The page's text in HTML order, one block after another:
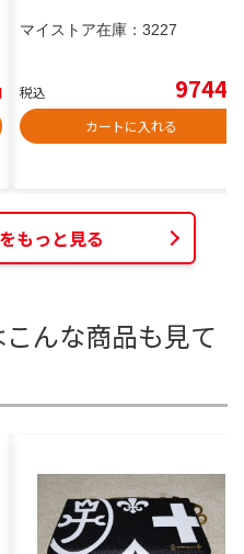
マイストア在庫： 3227
税込 9744
カートに入れる
もっと見る
んな商品も見て